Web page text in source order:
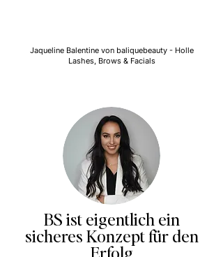
Jaqueline Balentine von baliquebeauty - Holle
Lashes, Brows & Facials
BS ist eigentlich ein
sicheres Konzept für den
Erfolg